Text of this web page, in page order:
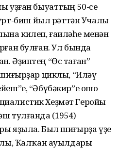
уҙған быуаттың 50-се
биш йыл рәттән Учалы
килеп, ғаиләһе менән
булған. Ул бында
Әҙиптең “Өс таған”
шиғырҙар циклы, “Иләү
“Әбүбәкир”е ошо
Хеҙмәт Геройы
тулғанда (1954)
яҙыла. Был шиғырҙа үҙе
Ҡалҡан ауылдары